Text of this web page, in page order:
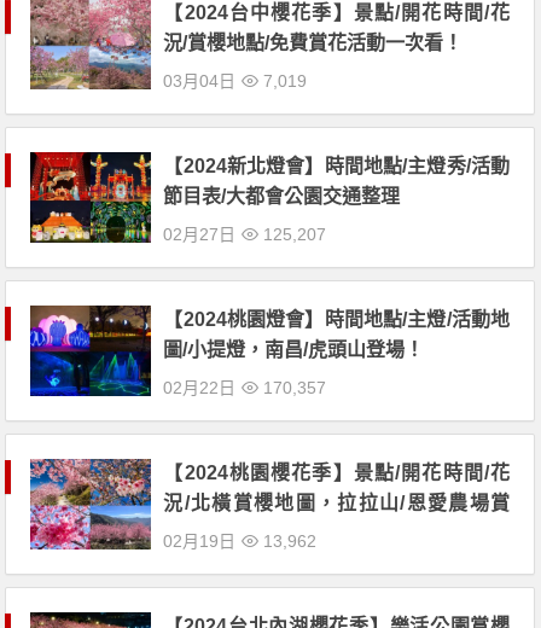
【2024台中櫻花季】景點/開花時間/花
況/賞櫻地點/免費賞花活動一次看！
03月04日 7,019
【2024新北燈會】時間地點/主燈秀/活動
節目表/大都會公園交通整理
02月27日 125,207
【2024桃園燈會】時間地點/主燈/活動地
圖/小提燈，南昌/虎頭山登場！
02月22日 170,357
【2024桃園櫻花季】景點/開花時間/花
況/北橫賞櫻地圖，拉拉山/恩愛農場賞
花！
02月19日 13,962